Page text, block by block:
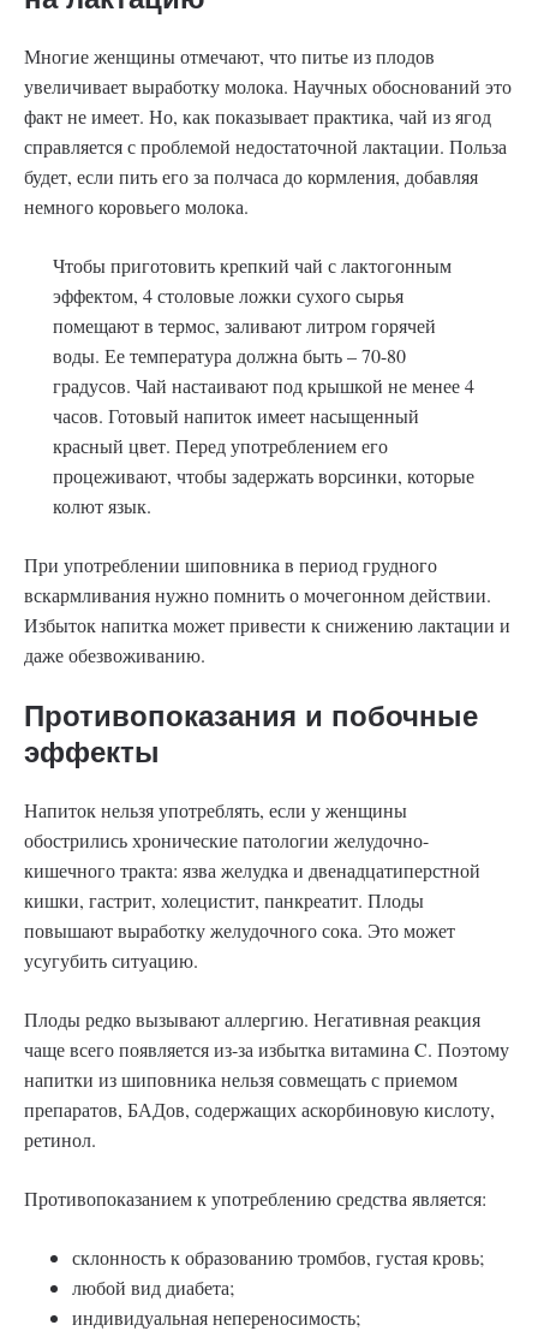
Многие женщины отмечают, что питье из плодов
увеличивает выработку молока. Научных обоснований это
факт не имеет. Но, как показывает практика, чай из ягод
справляется с проблемой недостаточной лактации. Польза
будет, если пить его за полчаса до кормления, добавляя
немного коровьего молока.
Чтобы приготовить крепкий чай с лактогонным
эффектом, 4 столовые ложки сухого сырья
помещают в термос, заливают литром горячей
воды. Ее температура должна быть – 70-80
градусов. Чай настаивают под крышкой не менее 4
часов. Готовый напиток имеет насыщенный
красный цвет. Перед употреблением его
процеживают, чтобы задержать ворсинки, которые
колют язык.
При употреблении шиповника в период грудного
вскармливания нужно помнить о мочегонном действии.
Избыток напитка может привести к снижению лактации и
даже обезвоживанию.
Противопоказания и побочные
эффекты
Напиток нельзя употреблять, если у женщины
обострились хронические патологии желудочно-
кишечного тракта: язва желудка и двенадцатиперстной
кишки, гастрит, холецистит, панкреатит. Плоды
повышают выработку желудочного сока. Это может
усугубить ситуацию.
Плоды редко вызывают аллергию. Негативная реакция
чаще всего появляется из-за избытка витамина C. Поэтому
напитки из шиповника нельзя совмещать с приемом
препаратов, БАДов, содержащих аскорбиновую кислоту,
ретинол.
Противопоказанием к употреблению средства является:
склонность к образованию тромбов, густая кровь;
любой вид диабета;
индивидуальная непереносимость;